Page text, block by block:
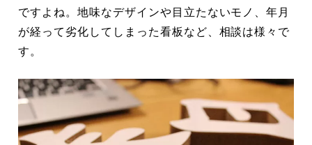
ですよね。地味なデザインや目立たないモノ、年月
が経って劣化してしまった看板など、相談は様々で
す。